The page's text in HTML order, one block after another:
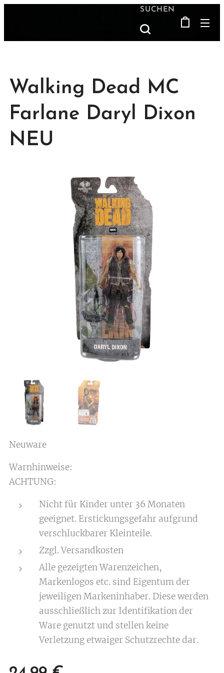
SUCHEN
Walking Dead MC
Farlane Daryl Dixon
NEU
Neuware
Warnhinweise:
ACHTUNG:
Nicht für Kinder unter 36 Monaten
geeignet. Erstickungsgefahr aufgrund
verschluckbarer Kleinteile.
Zzgl. Versandkosten
Alle gezeigten Warenzeichen,
Markenlogos etc. sind Eigentum der
jeweiligen Markeninhaber. Diese werden
ausschließlich zur Identifikation der
Ware genutzt und stellen keine
Verletzung etwaiger Schutzrechte dar.